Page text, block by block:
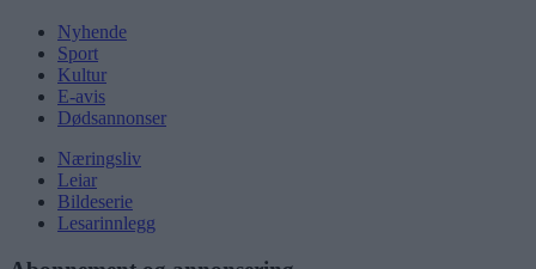
Nyhende
Sport
Kultur
E-avis
Dødsannonser
Næringsliv
Leiar
Bildeserie
Lesarinnlegg